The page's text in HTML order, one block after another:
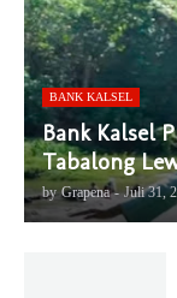
BANK KALSEL
Bank Kalsel
Tabalong
by Grapena - Juli 31,